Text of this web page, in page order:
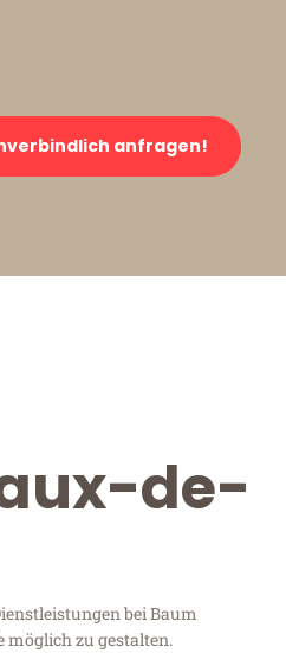
anfragen!
de-
bei Baum
möglich zu gestalten.